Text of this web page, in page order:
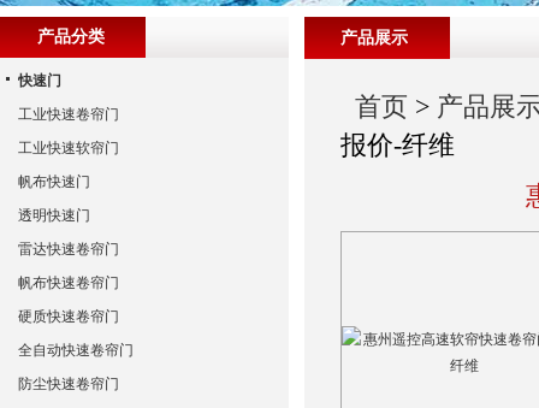
产品展示
首页 > 产品展
报价-纤维
产品分类
快速门
工业快速卷帘门
工业快速软帘门
帆布快速门
透明快速门
雷达快速卷帘门
帆布快速卷帘门
硬质快速卷帘门
全自动快速卷帘门
防尘快速卷帘门